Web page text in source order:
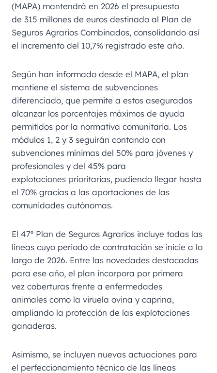
(MAPA) mantendrá en 2026 el presupuesto
de 315 millones de euros destinado al Plan de
Seguros Agrarios Combinados, consolidando así
el incremento del 10,7% registrado este año.
Según han informado desde el MAPA, el plan
mantiene el sistema de subvenciones
diferenciado, que permite a estos asegurados
alcanzar los porcentajes máximos de ayuda
permitidos por la normativa comunitaria. Los
módulos 1, 2 y 3 seguirán contando con
subvenciones mínimas del 50% para jóvenes y
profesionales y del 45% para
explotaciones prioritarias, pudiendo llegar hasta
el 70% gracias a las aportaciones de las
comunidades autónomas.
El 47º Plan de Seguros Agrarios incluye todas las
líneas cuyo periodo de contratación se inicie a lo
largo de 2026. Entre las novedades destacadas
para ese año, el plan incorpora por primera
vez coberturas frente a enfermedades
animales como la viruela ovina y caprina,
ampliando la protección de las explotaciones
ganaderas.
Asimismo, se incluyen nuevas actuaciones para
el perfeccionamiento técnico de las líneas